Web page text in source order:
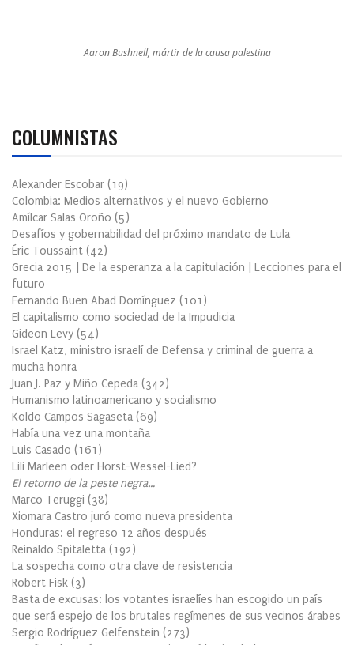
Aaron Bushnell, mártir de la causa palestina
COLUMNISTAS
Alexander Escobar (19)
Colombia: Medios alternativos y el nuevo Gobierno
Amílcar Salas Oroño (5)
Desafíos y gobernabilidad del próximo mandato de Lula
Éric Toussaint (42)
Grecia 2015 | De la esperanza a la capitulación | Lecciones para el
futuro
Fernando Buen Abad Domínguez (101 )
El capitalismo como sociedad de la Impudicia
Gideon Levy (54)
Israel Katz, ministro israelí de Defensa y criminal de guerra a
mucha honra
Juan J. Paz y Miño Cepeda (342)
Humanismo latinoamericano y socialismo
Koldo Campos Sagaseta (69)
Había una vez una montaña
Luis Casado (161 )
Lili Marleen oder Horst-Wessel-Lied?
El retorno de la peste negra…
Marco Teruggi (38)
Xiomara Castro juró como nueva presidenta
Honduras: el regreso 12 años después
Reinaldo Spitaletta (192)
La sospecha como otra clave de resistencia
Robert Fisk (3)
Basta de excusas: los votantes israelíes han escogido un país
que será espejo de los brutales regímenes de sus vecinos árabes
Sergio Rodríguez Gelfenstein (273)